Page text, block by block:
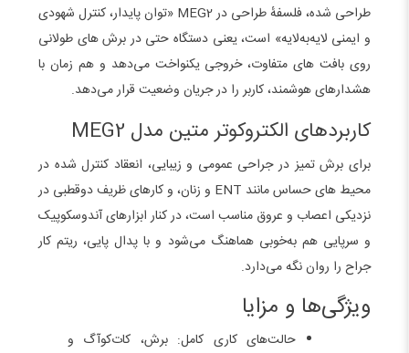
طراحی شده، فلسفهٔ طراحی در MEG2 «توان پایدار، کنترل شهودی
و ایمنی لایه‌به‌لایه» است، یعنی دستگاه حتی در برش‌ های طولانی
روی بافت‌ های متفاوت، خروجی یکنواخت می‌دهد و هم‌ زمان با
هشدارهای هوشمند، کاربر را در جریان وضعیت قرار می‌دهد.
کاربردهای الکتروکوتر متین مدل MEG2
برای برش تمیز در جراحی عمومی و زیبایی، انعقاد کنترل‌ شده در
محیط‌ های حساس مانند ENT و زنان، و کارهای ظریف دو‌قطبی در
نزدیکی اعصاب و عروق مناسب است، در کنار ابزارهای آندوسکوپیک
و سرپایی هم به‌خوبی هماهنگ می‌شود و با پدال پایی، ریتم کار
جراح را روان نگه می‌دارد.
ویژگی‌ها و مزایا
حالت‌های کاری کامل: برش، کات‌کوآگ و